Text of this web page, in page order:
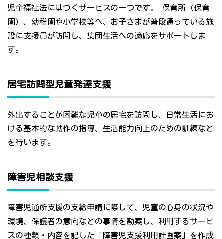
児童福祉法に基づくサービスの一つです。 保育所（保育
園）、幼稚園や小学校等へ、お子さまが普段通っている施
設に支援員が訪問し、集団生活への適応をサポートしま
す。
居宅訪問型児童発達支援
外出することが困難な児童の居宅を訪問し、日常生活にお
ける基本的な動作の指導、生活能力向上のための訓練など
を行います。
障害児相談支援
障害児通所支援の支給申請に際して、児童の心身の状況や
環境、保護者の意向などの事情を勘案し、利用するサービ
スの種類・内容を記した「障害児支援利用計画案」を作成